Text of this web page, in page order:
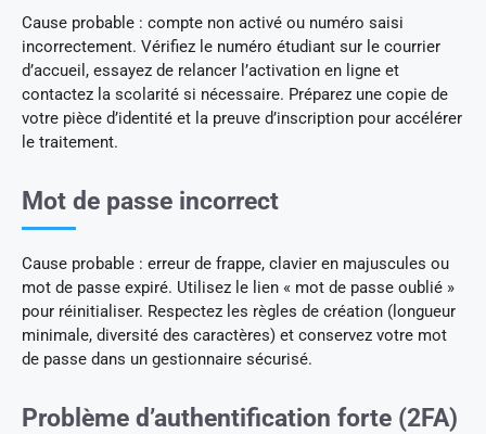
Cause probable : compte non activé ou numéro saisi
incorrectement. Vérifiez le numéro étudiant sur le courrier
d’accueil, essayez de relancer l’activation en ligne et
contactez la scolarité si nécessaire. Préparez une copie de
votre pièce d’identité et la preuve d’inscription pour accélérer
le traitement.
Mot de passe incorrect
Cause probable : erreur de frappe, clavier en majuscules ou
mot de passe expiré. Utilisez le lien « mot de passe oublié »
pour réinitialiser. Respectez les règles de création (longueur
minimale, diversité des caractères) et conservez votre mot
de passe dans un gestionnaire sécurisé.
Problème d’authentification forte (2FA)